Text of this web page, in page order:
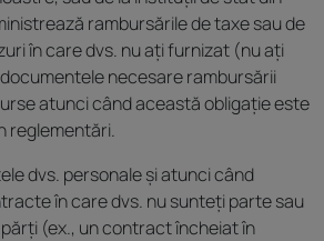
rambursările de taxe sau de
în care dvs. nu ați furnizat (nu ați
necesare rambursării
atunci când această obligație este
reglementări.
dvs. personale și atunci când
în care dvs. nu sunteți parte sau
(ex., un contract încheiat în